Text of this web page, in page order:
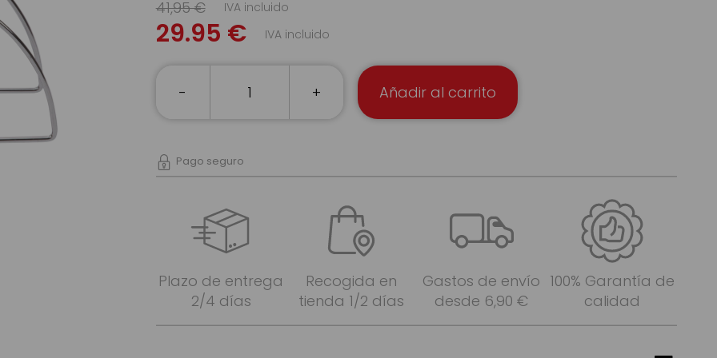
41,95 € IVA incluido
29.95 € IVA incluido
- + Añadir al carrito
Pago seguro
Plazo de entrega
2/4 días
Recogida en
tienda 1/2 días
Gastos de envío
desde 6,90 €
100% Garantía de
calidad